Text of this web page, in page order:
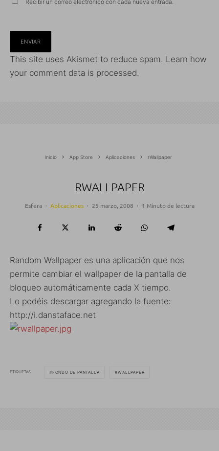
Recibir un correo electrónico con cada nueva entrada.
This site uses Akismet to reduce spam. Learn how
your comment data is processed.
Inicio App Store Aplicaciones rWallpaper
RWALLPAPER
Esfera · Aplicaciones · 25 marzo, 2008 · 1 Minuto de lectura
Random Wallpaper es una aplicación que nos
permite cambiar el wallpaper de la pantalla de
bloqueo automáticamente cada X tiempo.
Lo podéis descargar agregando la fuente:
http://i.danstaface.net
ETIQUETAS FONDO DE PANTALLA WALLPAPER